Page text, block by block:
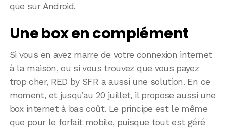
que sur Android.
Une box en complément
Si vous en avez marre de votre connexion internet
à la maison, ou si vous trouvez que vous payez
trop cher, RED by SFR a aussi une solution. En ce
moment, et jusqu’au 20 juillet, il propose aussi une
box internet à bas coût. Le principe est le même
que pour le forfait mobile, puisque tout est géré